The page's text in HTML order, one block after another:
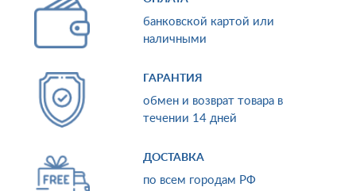
банковской картой или
наличными
ГАРАНТИЯ
обмен и возврат товара в
течении 14 дней
ДОСТАВКА
по всем городам РФ